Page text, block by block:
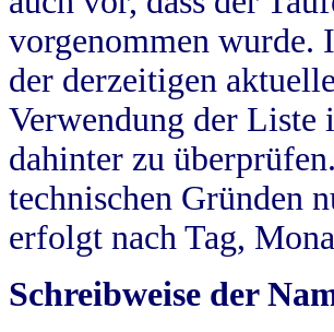
vorgenommen wurde.
der derzeitigen
Verwendung der Liste
dahinter zu
technischen Gründen
erfolgt nach Tag,
Schreibweise der